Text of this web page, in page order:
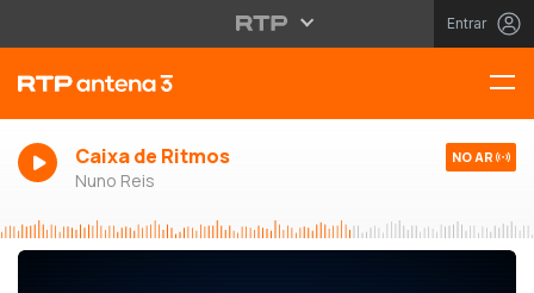
Entrar
Caixa de Ritmos
Nuno Reis
NO AR